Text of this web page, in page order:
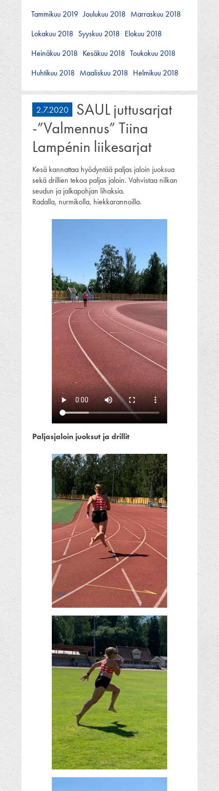
Tammikuu 2019 Joulukuu 2018 Marraskuu 2018
Lokakuu 2018 Syyskuu 2018 Elokuu 2018
Heinäkuu 2018 Kesäkuu 2018 Toukokuu 2018
Huhtikuu 2018 Maaliskuu 2018 Helmikuu 2018
2.7.2020
SAUL juttusarjat
-”Valmennus” Tiina
Lampénin liikesarjat
Kesä kannattaa hyödyntää paljas jaloin juoksua
sekä drillien tekoa paljas jaloin. Vahvistaa nilkan
seudun ja jalkapohjan lihaksia.
Radalla, nurmikolla, hiekkarannoilla.
Paljasjaloin juoksut ja drillit